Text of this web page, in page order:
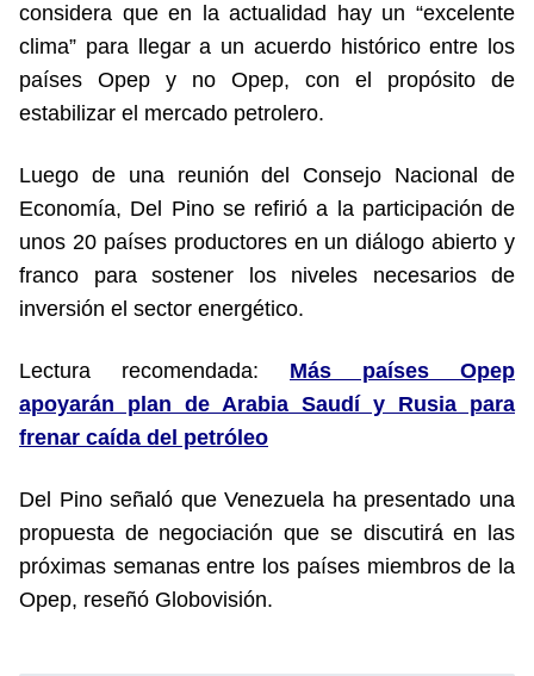
considera que en la actualidad hay un “excelente
clima” para llegar a un acuerdo histórico entre los
países Opep y no Opep, con el propósito de
estabilizar el mercado petrolero.
Luego de una reunión del Consejo Nacional de
Economía, Del Pino se refirió a la participación de
unos 20 países productores en un diálogo abierto y
franco para sostener los niveles necesarios de
inversión el sector energético.
Lectura recomendada: Más países Opep
apoyarán plan de Arabia Saudí y Rusia para
frenar caída del petróleo
Del Pino señaló que Venezuela ha presentado una
propuesta de negociación que se discutirá en las
próximas semanas entre los países miembros de la
Opep, reseñó Globovisión.